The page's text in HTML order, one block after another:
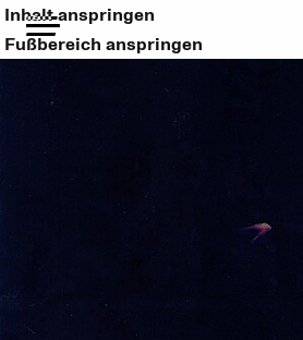
Inhalt anspringen
Fußbereich anspringen